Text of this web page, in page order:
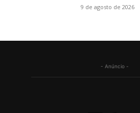
9 de agosto de 2026
- Anúncio -